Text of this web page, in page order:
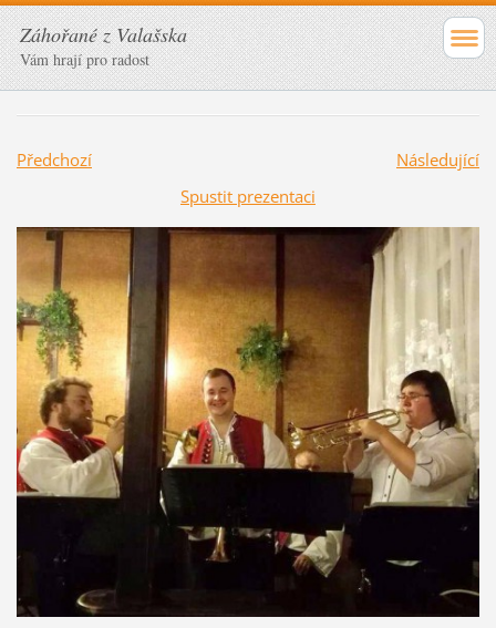
Záhořané z Valašska
Vám hrají pro radost
Předchozí
Následující
Spustit prezentaci